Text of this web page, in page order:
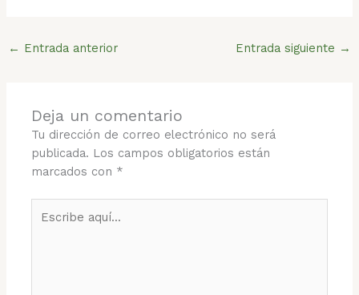
← Entrada anterior Entrada siguiente →
Deja un comentario
Tu dirección de correo electrónico no será
publicada. Los campos obligatorios están
marcados con *
aquí...